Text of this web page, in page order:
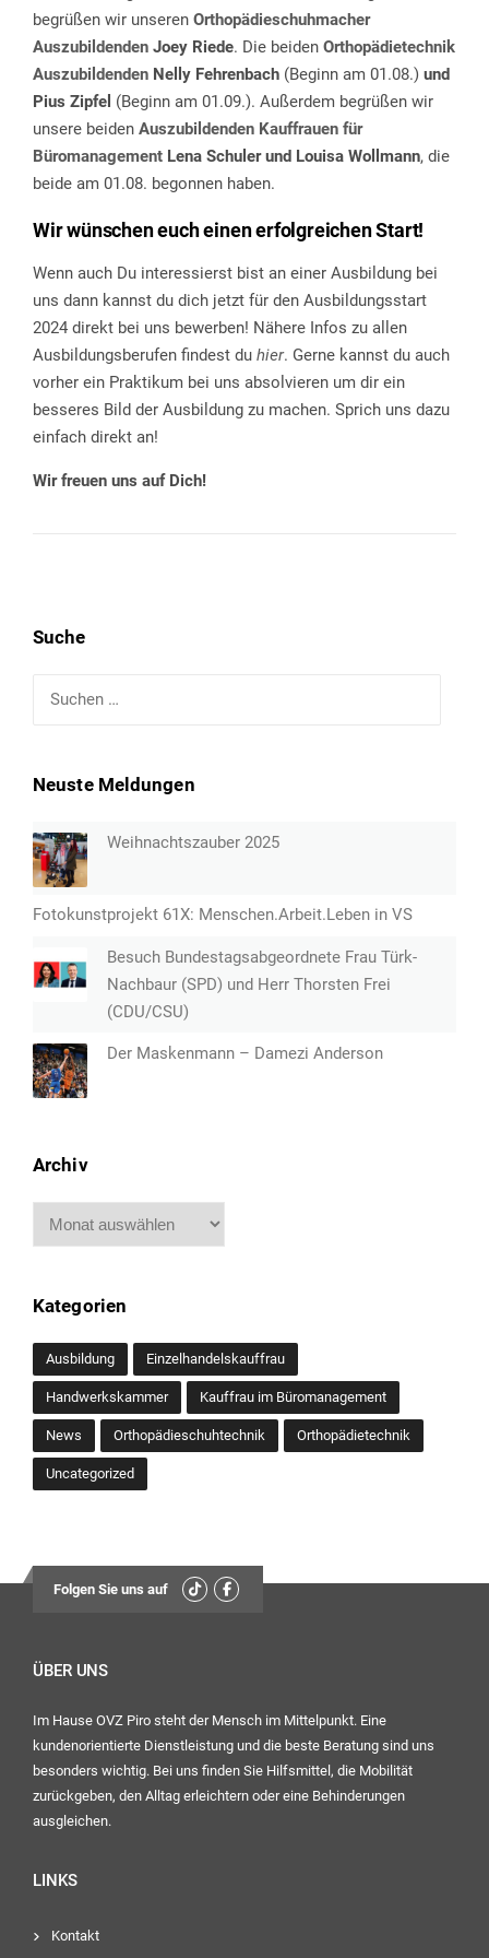
begrüßen wir unseren Orthopädieschuhmacher
Auszubildenden Joey Riede. Die beiden Orthopädietechnik
Auszubildenden Nelly Fehrenbach (Beginn am 01.08.) und
Pius Zipfel (Beginn am 01.09.). Außerdem begrüßen wir
unsere beiden Auszubildenden Kauffrauen für
Büromanagement Lena Schuler und Louisa Wollmann, die
beide am 01.08. begonnen haben.
Wir wünschen euch einen erfolgreichen Start!
Wenn auch Du interessierst bist an einer Ausbildung bei
uns dann kannst du dich jetzt für den Ausbildungsstart
2024 direkt bei uns bewerben! Nähere Infos zu allen
Ausbildungsberufen findest du hier. Gerne kannst du auch
vorher ein Praktikum bei uns absolvieren um dir ein
besseres Bild der Ausbildung zu machen. Sprich uns dazu
einfach direkt an!
Wir freuen uns auf Dich!
Suche
Neuste Meldungen
Weihnachtszauber 2025
Fotokunstprojekt 61X: Menschen.Arbeit.Leben in VS
Besuch Bundestagsabgeordnete Frau Türk-
Nachbaur (SPD) und Herr Thorsten Frei
(CDU/CSU)
Der Maskenmann – Damezi Anderson
Archiv
Kategorien
Ausbildung Einzelhandelskauffrau
Handwerkskammer Kauffrau im Büromanagement
News Orthopädieschuhtechnik Orthopädietechnik
Uncategorized
Folgen Sie uns auf
ÜBER UNS
Im Hause OVZ Piro steht der Mensch im Mittelpunkt. Eine
kundenorientierte Dienstleistung und die beste Beratung sind uns
besonders wichtig. Bei uns finden Sie Hilfsmittel, die Mobilität
zurückgeben, den Alltag erleichtern oder eine Behinderungen
ausgleichen.
LINKS
Kontakt